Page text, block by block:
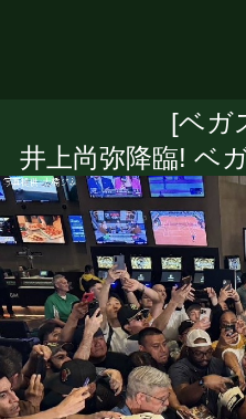
[ベガ
井上尚弥降臨! ベ